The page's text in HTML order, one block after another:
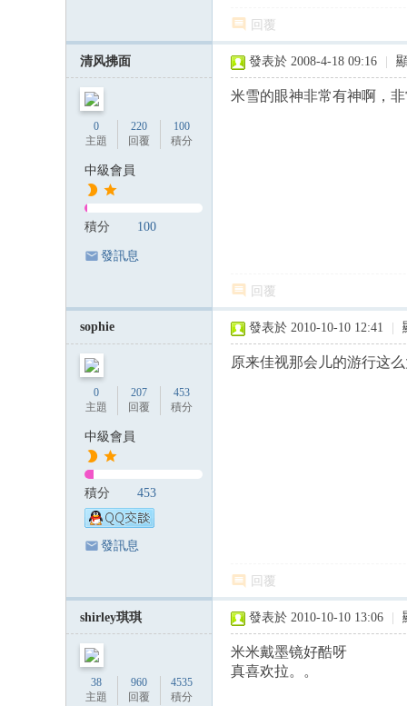
回覆
清风拂面
0
主題
220
回覆
100
積分
中級會員
積分 100
發訊息
發表於 2008-4-18 09:16
米雪的眼神非常有神啊，非
回覆
sophie
0
主題
207
回覆
453
積分
中級會員
積分 453
發訊息
發表於 2010-10-10 12:41
原来佳视那会儿的游行这
回覆
shirley琪琪
38
主題
960
回覆
4535
積分
發表於 2010-10-10 13:06
米米戴墨镜好酷呀
真喜欢拉。。